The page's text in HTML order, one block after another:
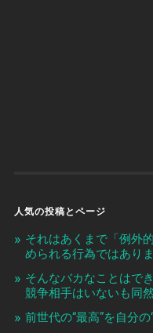
人気の投稿とページ
それはあくまで「例外
められる行為ではありま
そんなバカなことはで
競争相手はいないも同
前世代の“最高”を自分の